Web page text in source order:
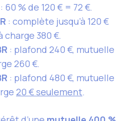
: 60 % de 120 € = 72 €.
: complète jusqu’à 120 €
charge 380 €.
: plafond 240 €, mutuelle
260 €.
: plafond 480 €, mutuelle
20 € seulement.